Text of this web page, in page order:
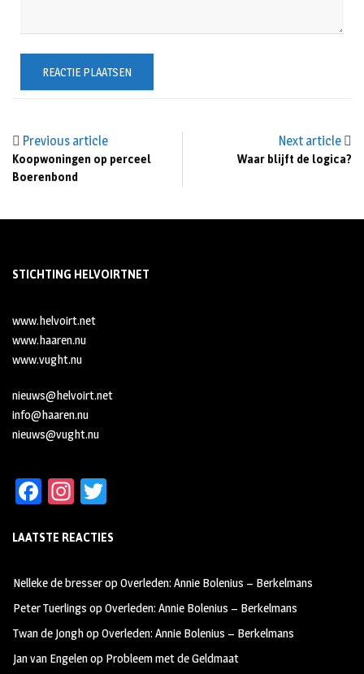
Previous article
Koopwoningen op perceel
Boerenbond
Next article
Waar blijft de logica?
STICHTING HELVOIRTNET
www.helvoirt.net
www.haaren.nu
www.vught.nu
nieuws@helvoirt.net
info@haaren.nu
nieuws@vught.nu
Fa
b
oo
k
In
ag
m
tt
LAATSTE REACTIES
Nelleke de bresseropOverleden: Annie Bolenius – Berkelmans
Peter Tuerlings opOverleden: Annie Bolenius – Berkelmans
Twan de JonghopOverleden: Annie Bolenius – Berkelmans
Jan van Engelenop Probleem met de Geldmaat